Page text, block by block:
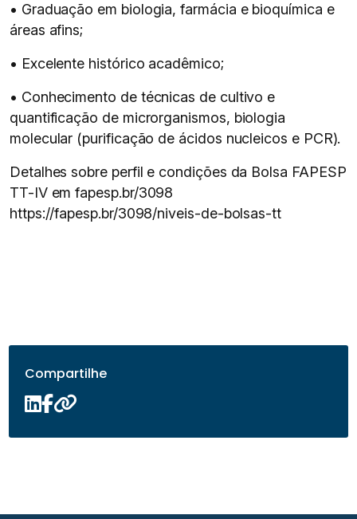
• Graduação em biologia, farmácia e bioquímica e
áreas afins;
• Excelente histórico acadêmico;
• Conhecimento de técnicas de cultivo e
quantificação de microrganismos, biologia
molecular (purificação de ácidos nucleicos e PCR).
Detalhes sobre perfil e condições da Bolsa FAPESP
TT-IV em fapesp.br/3098
https://fapesp.br/3098/niveis-de-bolsas-tt
Compartilhe